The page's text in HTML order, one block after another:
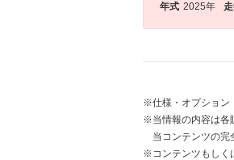
年式 2025年
※仕様・オプション
※当情報の内容は各
当コンテンツの完
※コンテンツもしく